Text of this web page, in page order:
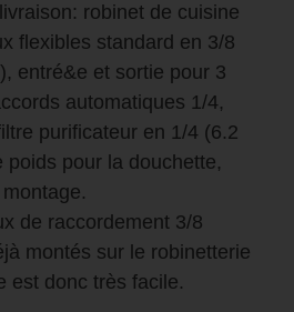
robinet de cuisine
flexibles standard en 3/8
entré&e et sortie pour 3
automatiques 1/4,
purificateur en 1/4 (6.2
poids pour la douchette,
de raccordement 3/8
montés sur le robinetterie
est donc très facile.